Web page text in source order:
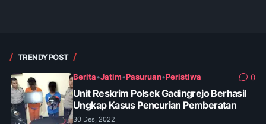
TRENDY POST
Berita•Jatim•Pasuruan•Peristiwa 0
Unit Reskrim Polsek Gadingrejo Berhasil
Ungkap Kasus Pencurian Pemberatan
30 Des, 2022